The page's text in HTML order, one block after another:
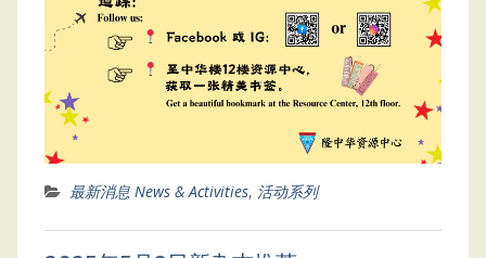
最新消息 News & Activities, 活动系列